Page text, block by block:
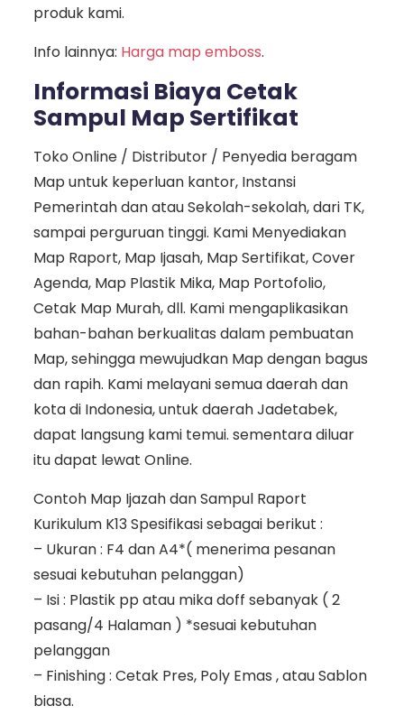
produk kami.
Info lainnya: Harga map emboss.
Informasi Biaya Cetak
Sampul Map Sertifikat
Toko Online / Distributor / Penyedia beragam
Map untuk keperluan kantor, Instansi
Pemerintah dan atau Sekolah-sekolah, dari TK,
sampai perguruan tinggi. Kami Menyediakan
Map Raport, Map Ijasah, Map Sertifikat, Cover
Agenda, Map Plastik Mika, Map Portofolio,
Cetak Map Murah, dll. Kami mengaplikasikan
bahan-bahan berkualitas dalam pembuatan
Map, sehingga mewujudkan Map dengan bagus
dan rapih. Kami melayani semua daerah dan
kota di Indonesia, untuk daerah Jadetabek,
dapat langsung kami temui. sementara diluar
itu dapat lewat Online.
Contoh Map Ijazah dan Sampul Raport
Kurikulum K13 Spesifikasi sebagai berikut :
– Ukuran : F4 dan A4*( menerima pesanan
sesuai kebutuhan pelanggan)
– Isi : Plastik pp atau mika doff sebanyak ( 2
pasang/4 Halaman ) *sesuai kebutuhan
pelanggan
– Finishing : Cetak Pres, Poly Emas , atau Sablon
biasa.